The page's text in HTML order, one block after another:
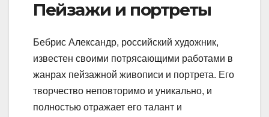
Пейзажи и портреты
Бебрис Александр, российский художник,
известен своими потрясающими работами в
жанрах пейзажной живописи и портрета. Его
творчество неповторимо и уникально, и
полностью отражает его талант и